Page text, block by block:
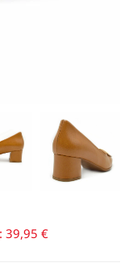
39,95 €